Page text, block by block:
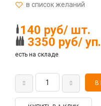
140 руб/ шт.
3350 руб/ уп.
есть на складе